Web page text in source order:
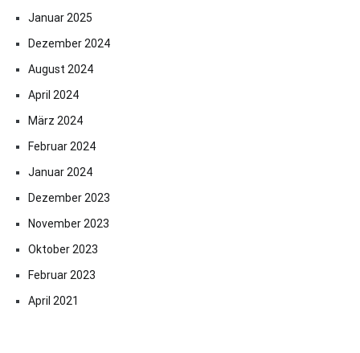
Januar 2025
Dezember 2024
August 2024
April 2024
März 2024
Februar 2024
Januar 2024
Dezember 2023
November 2023
Oktober 2023
Februar 2023
April 2021